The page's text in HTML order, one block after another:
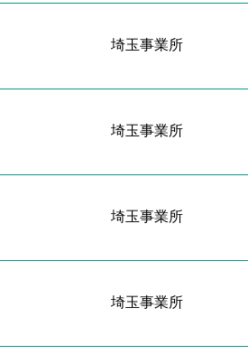
埼玉事業所
埼玉事業所
埼玉事業所
埼玉事業所